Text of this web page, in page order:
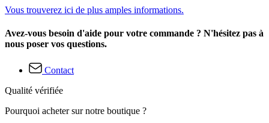
Vous trouverez ici de plus amples informations.
Avez-vous besoin d'aide pour votre commande ? N'hésitez pas à
nous poser vos questions.
Contact
Qualité vérifiée
Pourquoi acheter sur notre boutique ?